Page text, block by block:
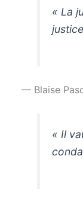
« La
— Blaise
« Il